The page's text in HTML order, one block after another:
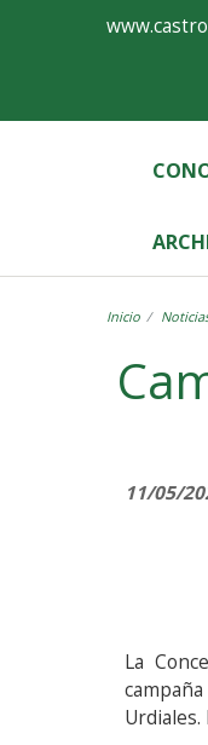
Formulario
Inicio
11/05/
La